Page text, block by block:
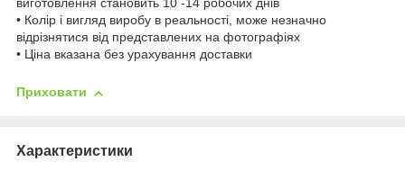
виготовлення становить 10 -14 робочих днів
• Колір і вигляд виробу в реальності, може незначно
відрізнятися від представлених на фотографіях
• Ціна вказана без урахування доставки
Приховати
Характеристики